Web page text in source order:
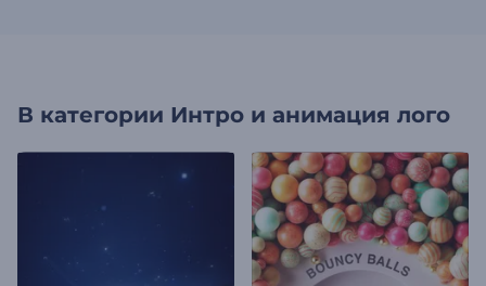
В категории Интро и анимация лого